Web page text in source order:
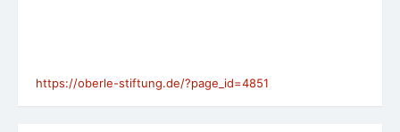
https://oberle-stiftung.de/?page_id=4851